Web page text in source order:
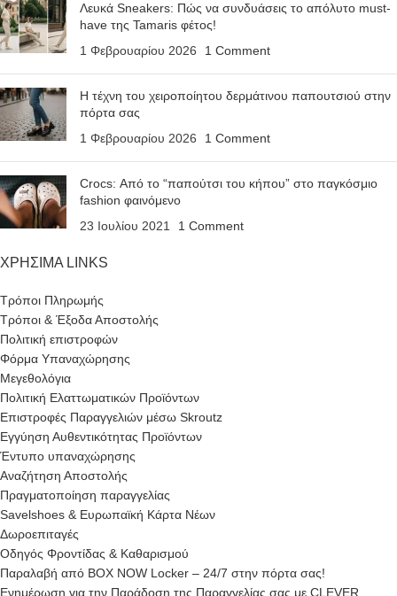
Λευκά Sneakers: Πώς να συνδυάσεις το απόλυτο must-
have της Tamaris φέτος!
1 Φεβρουαρίου 2026
1 Comment
Η τέχνη του χειροποίητου δερμάτινου παπουτσιού στην
πόρτα σας
1 Φεβρουαρίου 2026
1 Comment
Crocs: Από το “παπούτσι του κήπου” στο παγκόσμιο
fashion φαινόμενο
23 Ιουλίου 2021
1 Comment
ΧΡΗΣΙΜΑ LINKS
Τρόποι Πληρωμής
Τρόποι & Έξοδα Αποστολής
Πολιτική επιστροφών
Φόρμα Υπαναχώρησης
Μεγεθολόγια
Πολιτική Ελαττωματικών Προϊόντων
Επιστροφές Παραγγελιών μέσω Skroutz
Εγγύηση Αυθεντικότητας Προϊόντων
Έντυπο υπαναχώρησης
Αναζήτηση Αποστολής
Πραγματοποίηση παραγγελίας
Savelshoes & Ευρωπαϊκή Κάρτα Νέων
Δωροεπιταγές
Οδηγός Φροντίδας & Καθαρισμού
Παραλαβή από BOX NOW Locker – 24/7 στην πόρτα σας!
Ενημέρωση για την Παράδοση της Παραγγελίας σας με CLEVER